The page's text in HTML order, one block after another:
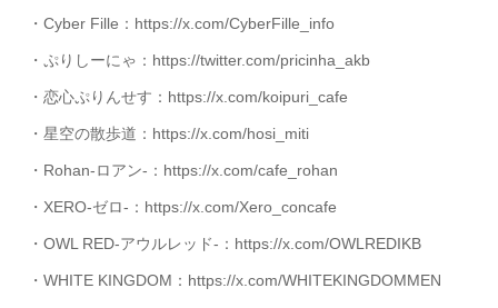
・Cyber Fille：https://x.com/CyberFille_info
・ぷりしーにゃ：https://twitter.com/pricinha_akb
・恋心ぷりんせす：https://x.com/koipuri_cafe
・星空の散歩道：https://x.com/hosi_miti
・Rohan-ロアン-：https://x.com/cafe_rohan
・XERO-ゼロ-：https://x.com/Xero_concafe
・OWL RED-アウルレッド-：https://x.com/OWLREDIKB
・WHITE KINGDOM：https://x.com/WHITEKINGDOMMEN